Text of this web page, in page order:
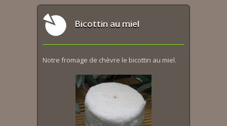
Bicottin au miel
Notre fromage de chèvre le bicottin au miel.